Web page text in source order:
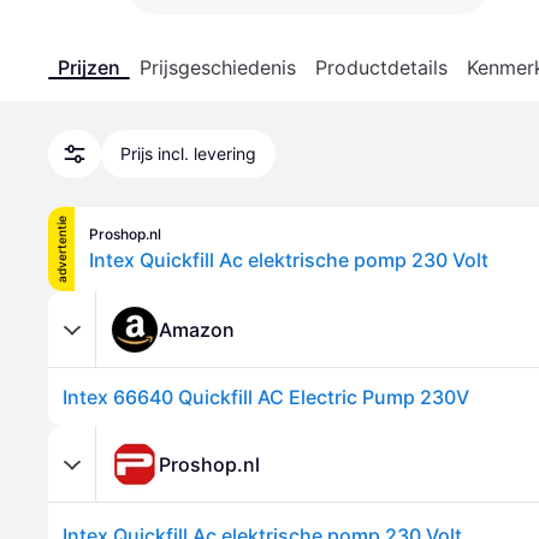
Prijzen Prijsgeschiedenis Productdetails
Prijs incl. levering
advertentie Proshop.nl
Intex Quickfill Ac elektrische pomp 230 Volt
Amazon
Intex 66640 Quickfill AC Electric Pump 230V
Proshop.nl